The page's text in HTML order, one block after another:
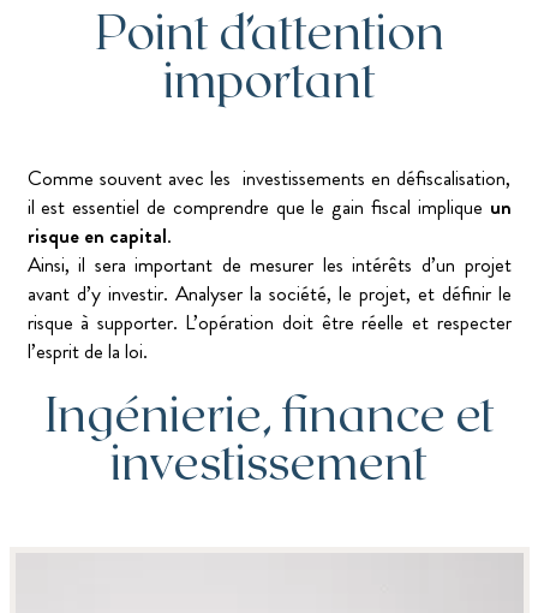
Point d’attention
important
Comme souvent avec les investissements en défiscalisation,
il est essentiel de comprendre que le gain fiscal implique un
risque en capital.
Ainsi, il sera important de mesurer les intérêts d’un projet
avant d’y investir. Analyser la société, le projet, et définir le
risque à supporter. L’opération doit être réelle et respecter
l’esprit de la loi.
Ingénierie, finance et
investissement